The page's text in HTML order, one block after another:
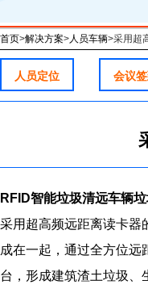
首页>解决方案>人员车辆>采用超
人员定位 会议签
RFID智能垃圾清远车辆
采用超高频远距离读卡器
成在一起，通过全方位
台，形成建筑渣土垃圾、